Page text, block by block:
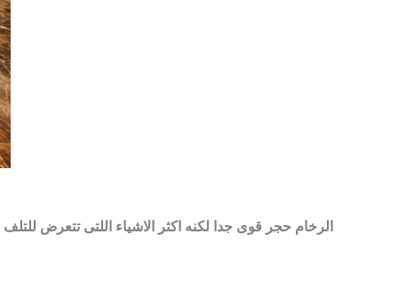
الرخام حجر قوى جدا لكنه اكثر الاشياء اللتى تتعرض